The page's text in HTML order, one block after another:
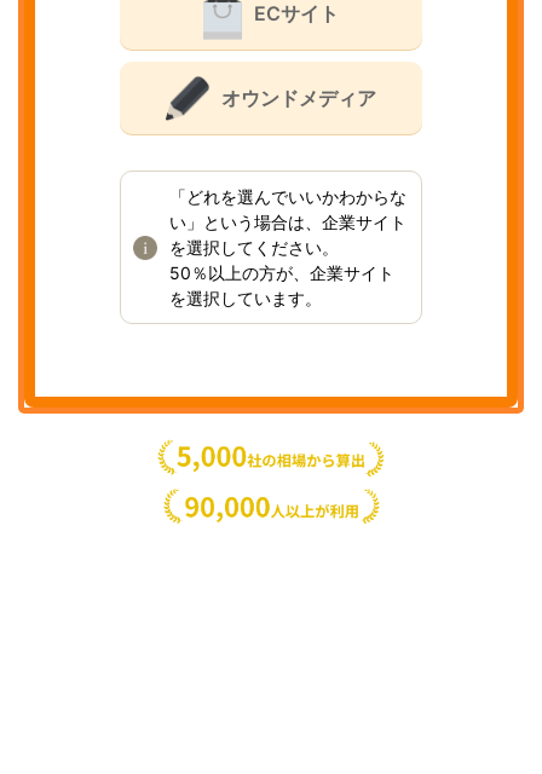
ECサイト
オウンドメディア
「どれを選んでいいかわからな
い」という場合は、企業サイト
を選択してください。
50％以上の方が、企業サイト
を選択しています。